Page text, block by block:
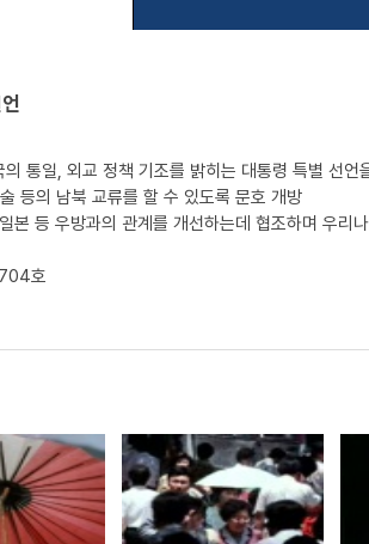
통일, 외교 정책 기조를 밝히는 대통령 특별 선언
등의 남북 교류를 할 수 있도록 문호 개방
본 등 우방과의 관계를 개선하는데 협조하며 우리
호